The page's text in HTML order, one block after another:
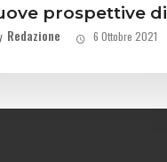
prospettive di
investimento
Redazione 6 Ottobre 2021